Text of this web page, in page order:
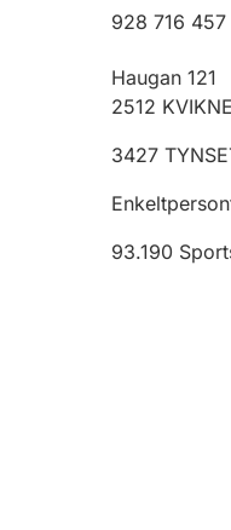
928 716 457
Haugan 121
2512 KVIKNE
3427
93.190